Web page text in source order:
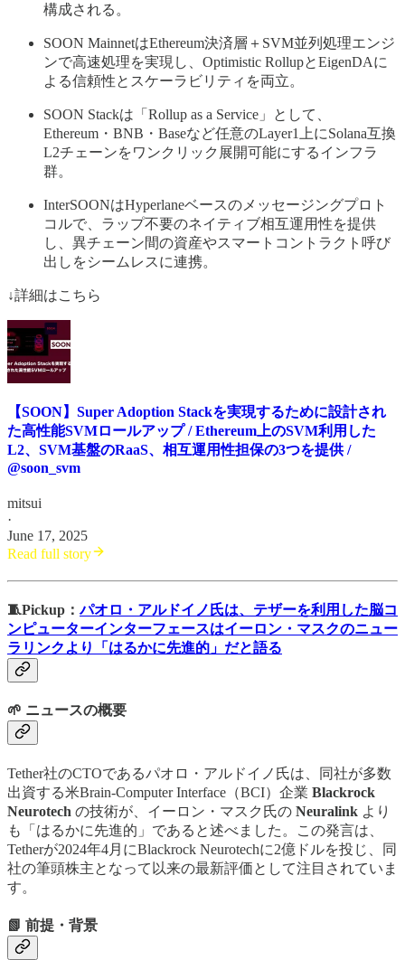
構成される。
SOON MainnetはEthereum決済層＋SVM並列処理エンジ
ンで高速処理を実現し、Optimistic RollupとEigenDAに
よる信頼性とスケーラビリティを両立。
SOON Stackは「Rollup as a Service」として、
Ethereum・BNB・Baseなど任意のLayer1上にSolana互換
L2チェーンをワンクリック展開可能にするインフラ
群。
InterSOONはHyperlaneベースのメッセージングプロト
コルで、ラップ不要のネイティブ相互運用性を提供
し、異チェーン間の資産やスマートコントラクト呼び
出しをシームレスに連携。
↓詳細はこちら
【SOON】Super Adoption Stackを実現するために設計され
た高性能SVMロールアップ / Ethereum上のSVM利用した
L2、SVM基盤のRaaS、相互運用性担保の3つを提供 /
@soon_svm
mitsui
·
June 17, 2025
Read full story
🧵Pickup：パオロ・アルドイノ氏は、テザーを利用した脳コ
ンピューターインターフェースはイーロン・マスクのニュー
ラリンクより「はるかに先進的」だと語る
🌱 ニュースの概要
Tether社のCTOであるパオロ・アルドイノ氏は、同社が多数
出資する米Brain-Computer Interface（BCI）企業 Blackrock
Neurotech の技術が、イーロン・マスク氏の Neuralink より
も「はるかに先進的」であると述べました。この発言は、
Tetherが2024年4月にBlackrock Neurotechに2億ドルを投じ、同
社の筆頭株主となって以来の最新評価として注目されていま
す。
📗 前提・背景